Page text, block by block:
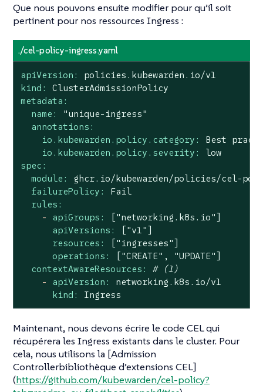
Que nous pouvons ensuite modifier pour qu’il soit
pertinent pour nos ressources Ingress :
./cel-policy-ingress.yaml
apiVersion:
policies.kubewarden.io/v1
kind:
ClusterAdmissionPolicy
metadata:
name:
"unique-ingress"
annotations:
io.kubewarden.policy.category:
Best
io.kubewarden.policy.severity:
low
spec:
module:
ghcr.io/kubewarden/policies/cel-
failurePolicy:
Fail
rules:
-
apiGroups:
["networking.k8s.io"]
apiVersions:
["v1"]
resources:
["ingresses"]
operations:
["CREATE", "UPDATE"]
contextAwareResources:
# (1)
-
apiVersion:
networking.k8s.io/v1
kind:
Ingress
Maintenant, nous devons écrire le code CEL qui
récupérera les Ingress existants dans le cluster. Pour
cela, nous utilisons la [Admission
Controllerbibliothèque d’extensions CEL]
(https://github.com/kubewarden/cel-policy?